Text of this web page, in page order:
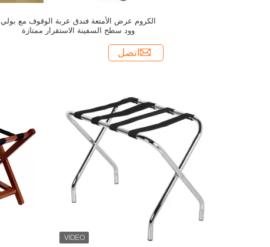
الكروم عرض الأمتعة فندق عربة الوقوف مع بولي
وود سطح السفينة الاستقرار ممتازة
اتصل